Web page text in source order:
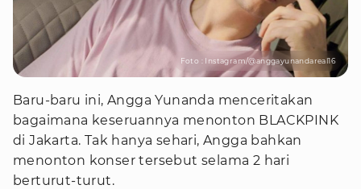
Foto : Instagram/@anggayunandareal16
Baru-baru ini, Angga Yunanda menceritakan
bagaimana keseruannya menonton BLACKPINK
di Jakarta. Tak hanya sehari, Angga bahkan
menonton konser tersebut selama 2 hari
berturut-turut.